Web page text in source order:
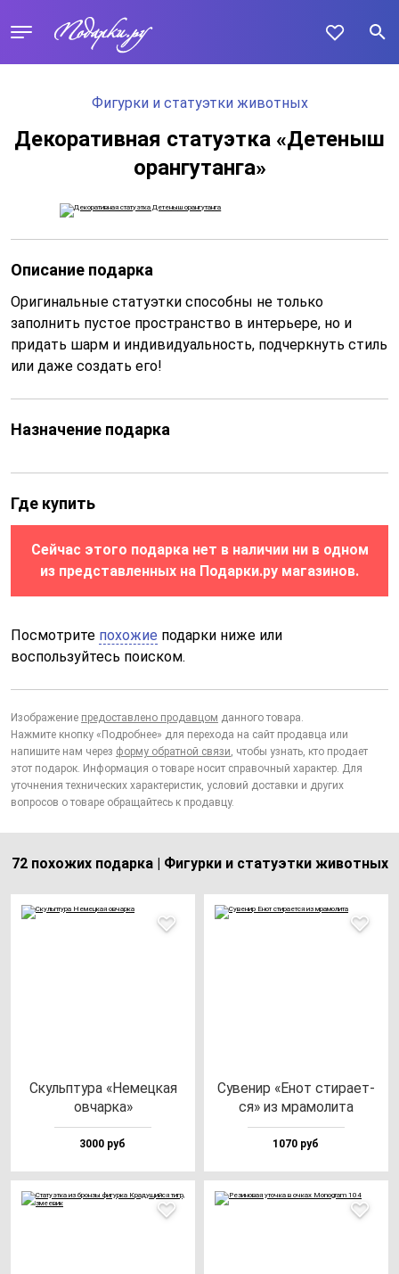
Фигурки и статуэтки животных
Декоративная статуэтка «Детеныш
орангутанга»
Описание подарка
Оригинальные статуэтки способны не только
заполнить пустое пространство в интерьере, но и
придать шарм и индивидуальность, подчеркнуть стиль
или даже создать его!
Назначение подарка
Где купить
Сейчас этого подарка нет в наличии ни в одном
из представленных на Подарки.ру магазинов.
Посмотрите похожие подарки ниже или
воспользуйтесь поиском.
Изображение предоставлено продавцом данного товара.
Нажмите кнопку «Подробнее» для перехода на сайт продавца или
напишите нам через форму обратной связи, чтобы узнать, кто продает
этот подарок. Информация о товаре носит справочный характер. Для
уточнения технических характеристик, условий доставки и других
вопросов о товаре обращайтесь к продавцу.
72 похожих подарка | Фигурки и статуэтки животных
Скуль­пту­ра «Немец­кая
ов­чар­ка»
3000 руб
Суве­нир «Енот сти­ра­ет­
ся» из мра­мо­ли­та
1070 руб